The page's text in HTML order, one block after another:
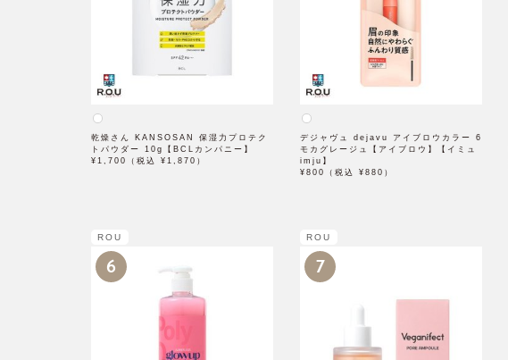
乾燥さん KANSOSAN 保湿力プロテク
トパウダー 10g【BCLカンパニー】
¥1,700（税込 ¥1,870）
デジャヴュ dejavu アイブロウカラー 6
モカグレージュ【アイブロウ】【イミュ
imju】
¥800（税込 ¥880）
ROU
6
ROU
7